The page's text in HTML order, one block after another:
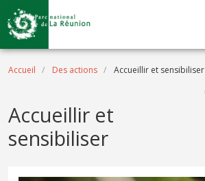
Aller au contenu principal
Fil d'Ariane
Accueil Des actions Accueillir et sensibiliser
Accueillir et
sensibiliser